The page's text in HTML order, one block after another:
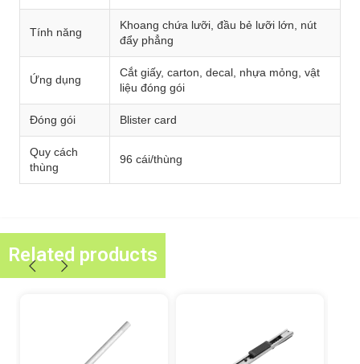
Tính năng
Khoang chứa lưỡi, đầu bẻ lưỡi lớn, nút
đẩy phẳng
Ứng dụng
Cắt giấy, carton, decal, nhựa mỏng, vật
liệu đóng gói
Đóng gói Blister card
Quy cách
thùng
96 cái/thùng
Related products